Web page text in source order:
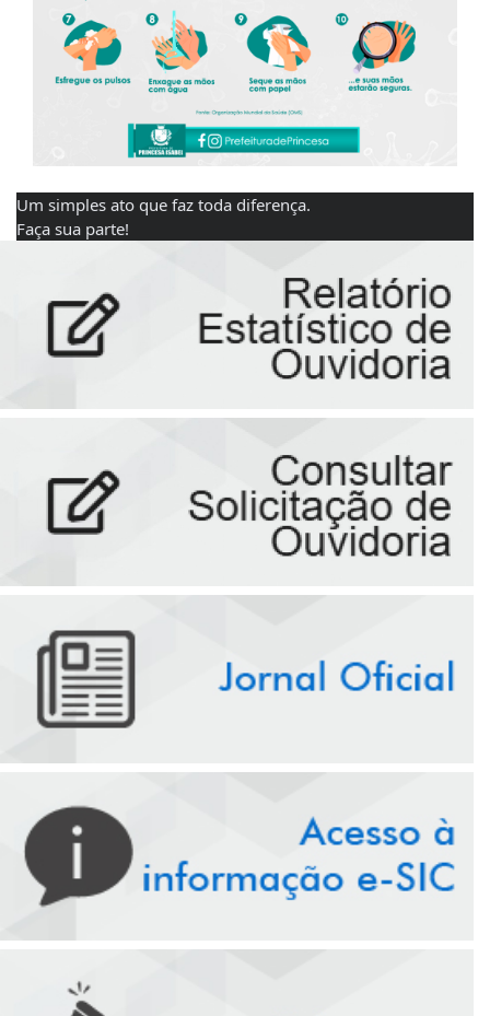
Um simples ato que faz toda diferença.
Faça sua parte!